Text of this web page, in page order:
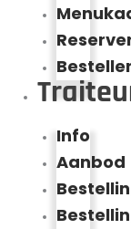
Info
Aanbod